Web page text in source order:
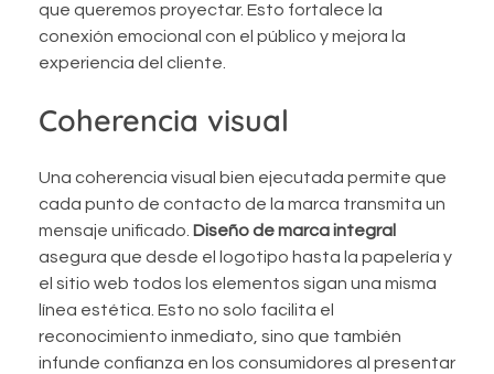
que queremos proyectar. Esto fortalece la
conexión emocional con el público y mejora la
experiencia del cliente.
Coherencia visual
Una coherencia visual bien ejecutada permite que
cada punto de contacto de la marca transmita un
mensaje unificado. Diseño de marca integral
asegura que desde el logotipo hasta la papelería y
el sitio web todos los elementos sigan una misma
línea estética. Esto no solo facilita el
reconocimiento inmediato, sino que también
infunde confianza en los consumidores al presentar